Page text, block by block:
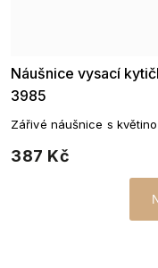
Náušnice vysací
3985
387 Kč
Zářivé náušnice s